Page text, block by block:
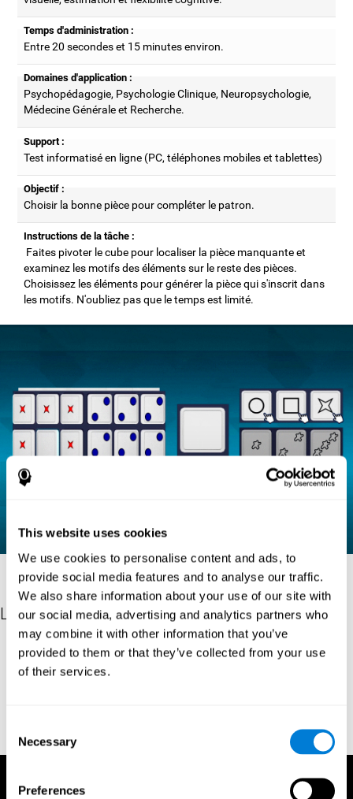
This website uses cookies
We use cookies to personalise content and ads, to
provide social media features and to analyse our traffic.
We also share information about your use of our site with
our social media, advertising and analytics partners who
may combine it with other information that you’ve
provided to them or that they’ve collected from your use
of their services.
Selection
Necessary
Preferences
Temps d'administration :
Entre 20 secondes et 15 minutes environ.
Domaines d'application :
Psychopédagogie, Psychologie Clinique, Neuropsychologie,
Médecine Générale et Recherche.
Support :
Test informatisé en ligne (PC, téléphones mobiles et tablettes)
Objectif :
Choisir la bonne pièce pour compléter le patron.
Instructions de la tâche :
Faites pivoter le cube pour localiser la pièce manquante et
examinez les motifs des éléments sur le reste des pièces.
Choisissez les éléments pour générer la pièce qui s'inscrit dans
les motifs. N'oubliez pas que le temps est limité.
Les références
Raven, J. C. (1936). Mental tests used in genetic studies: The
performance of related individuals on tests mainly educative and
mainly reproductive. MSc Thesis, University of London.
Research; 1938."